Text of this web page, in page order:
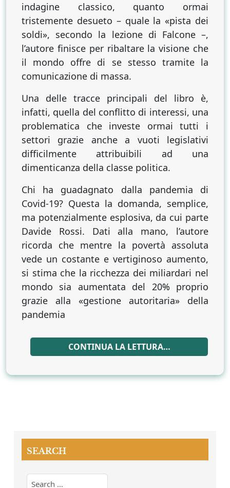
indagine classico, quanto ormai
tristemente desueto – quale la «pista dei
soldi», secondo la lezione di Falcone –,
l’autore finisce per ribaltare la visione che
il mondo offre di se stesso tramite la
comunicazione di massa.
Una delle tracce principali del libro è,
infatti, quella del conflitto di interessi, una
problematica che investe ormai tutti i
settori grazie anche a vuoti legislativi
difficilmente attribuibili ad una
dimenticanza della classe politica.
Chi ha guadagnato dalla pandemia di
Covid-19? Questa la domanda, semplice,
ma potenzialmente esplosiva, da cui parte
Davide Rossi. Dati alla mano, l’autore
ricorda che mentre la povertà assoluta
vede un costante e vertiginoso aumento,
si stima che la ricchezza dei miliardari nel
mondo sia aumentata del 20% proprio
grazie alla «gestione autoritaria» della
pandemia
CONTINUA LA LETTURA…
SEARCH